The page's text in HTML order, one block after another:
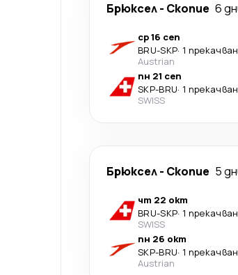
Брюксел- Скопие 6
ср 16 сеп
BRU-SKP· 1
Austrian
пн 21 сеп
SKP-BRU· 1
SWISS
Брюксел- Скопие 5
чт 22 окт
BRU-SKP· 1
SWISS
пн 26 окт
SKP-BRU· 1
Austrian